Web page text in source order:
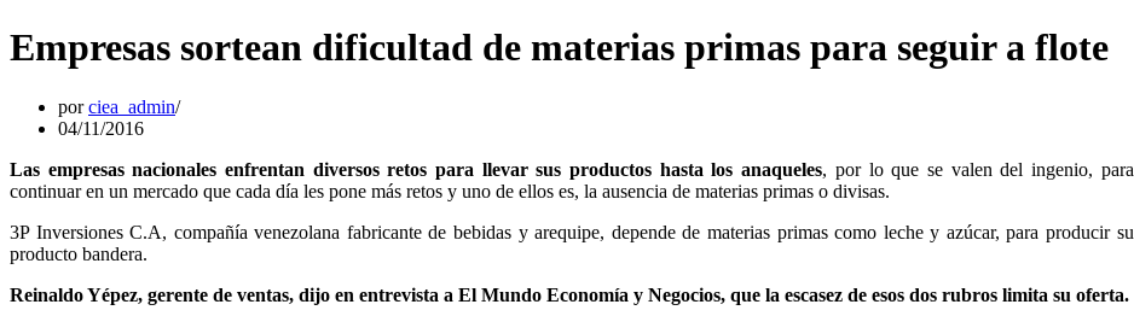
Empresas sortean dificultad de materias primas para seguir a flote
porciea_admin
04/11/2016
Las empresas nacionales enfrentan diversos retos para llevar sus productos hasta los anaqueles, por lo que se valen del ingenio, para
continuar en un mercado que cada día les pone más retos y uno de ellos es, la ausencia de materias primas o divisas.
3P Inversiones C.A, compañía venezolana fabricante de bebidas y arequipe, depende de materias primas como leche y azúcar, para producir su
producto bandera.
Reinaldo Yépez, gerente de ventas, dijo en entrevista a El Mundo Economía y Negocios, que la escasez de esos dos rubros limita su oferta.